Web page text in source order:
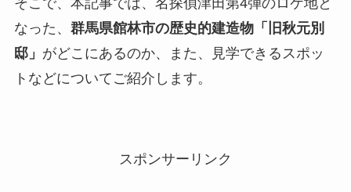
なった、 群馬県館林市の歴史的建造物「旧秋元別
邸」 がどこにあるのか、また、見学できるスポッ
トなどについてご紹介します。
スポンサーリンク